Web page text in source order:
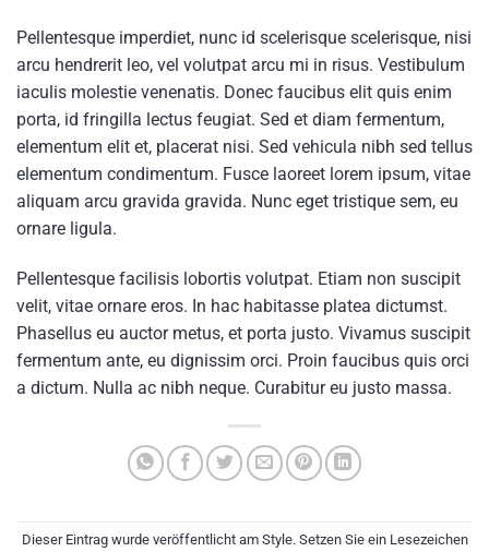
Pellentesque imperdiet, nunc id scelerisque scelerisque, nisi
arcu hendrerit leo, vel volutpat arcu mi in risus. Vestibulum
iaculis molestie venenatis. Donec faucibus elit quis enim
porta, id fringilla lectus feugiat. Sed et diam fermentum,
elementum elit et, placerat nisi. Sed vehicula nibh sed tellus
elementum condimentum. Fusce laoreet lorem ipsum, vitae
aliquam arcu gravida gravida. Nunc eget tristique sem, eu
ornare ligula.
Pellentesque facilisis lobortis volutpat. Etiam non suscipit
velit, vitae ornare eros. In hac habitasse platea dictumst.
Phasellus eu auctor metus, et porta justo. Vivamus suscipit
fermentum ante, eu dignissim orci. Proin faucibus quis orci
a dictum. Nulla ac nibh neque. Curabitur eu justo massa.
Dieser Eintrag wurde veröffentlicht am Style. Setzen Sie ein Lesezeichen